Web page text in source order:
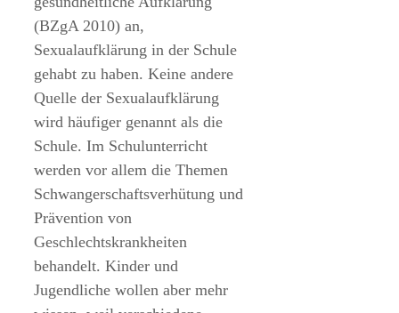
(BZgA 2010) an,
Sexualaufklärung in der Schule
gehabt zu haben. Keine andere
Quelle der Sexualaufklärung
wird häufiger genannt als die
Schule. Im Schulunterricht
werden vor allem die Themen
Schwangerschaftsverhütung und
Prävention von
Geschlechtskrankheiten
behandelt. Kinder und
Jugendliche wollen aber mehr